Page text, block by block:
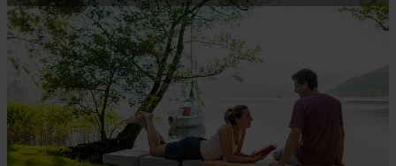
Luxus wird hier klarer: warmes Wasser, weiter Blick,
gute Luft, ein Moment mit offenem Ende.